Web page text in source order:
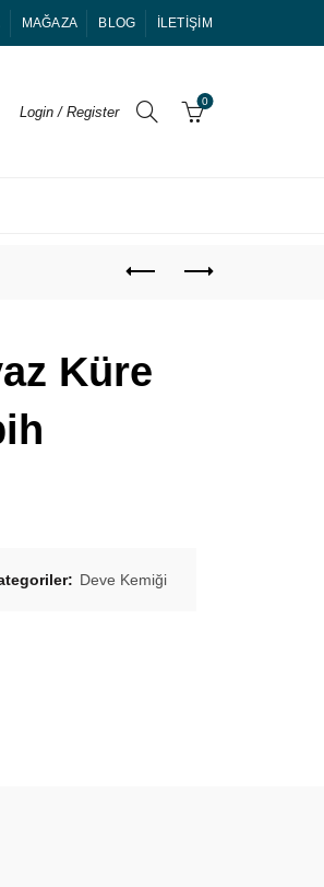
MAĞAZA BLOG İLETIŞIM
Login / Register
0
Küre
Deve Kemiği